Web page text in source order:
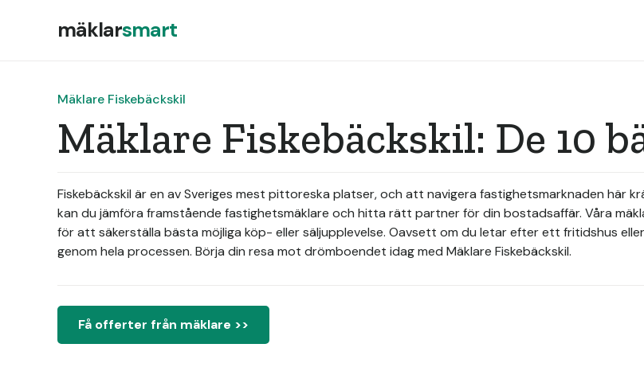
mäklarsmart
Mäklare Fiskebäckskil
Mäklare Fiskebäckskil: De 10
Fiskebäckskil är en av Sveriges mest pittoreska platser, och att navigera fastighetsmarknaden här
kan du jämföra framstående fastighetsmäklare och hitta rätt partner för din bostadsaffär. Våra
för att säkerställa bästa möjliga köp- eller säljupplevelse. Oavsett om du letar efter ett fritidshus
genom hela processen. Börja din resa mot drömboendet idag med Mäklare Fiskebäckskil.
Få offerter från mäklare >>